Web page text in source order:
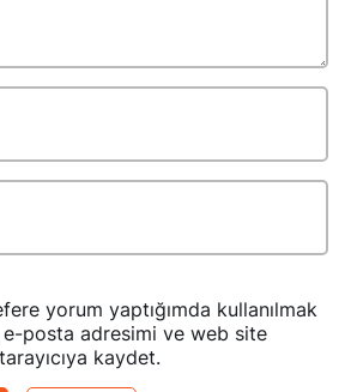
yorum yaptığımda kullanılmak
e-posta adresimi ve web site
kaydet.